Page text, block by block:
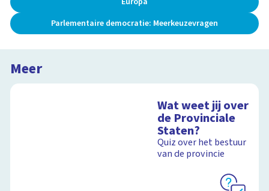
Parlementaire democratie: Meerkeuzevragen
Meer
Wat weet jij over
de Provinciale
Staten?
Quiz over het bestuur
van de provincie